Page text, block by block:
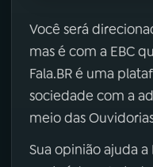
Você será
mas é com a EBC
Fala.BR é uma
sociedade com a
meio das
Sua opinião ajuda a